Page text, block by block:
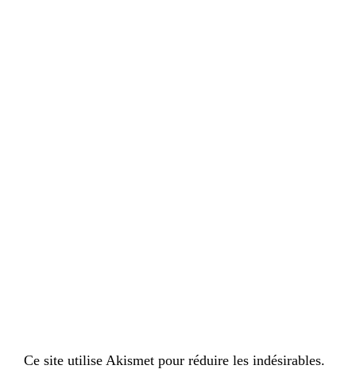
Ce site utilise Akismet pour réduire les indésirables.